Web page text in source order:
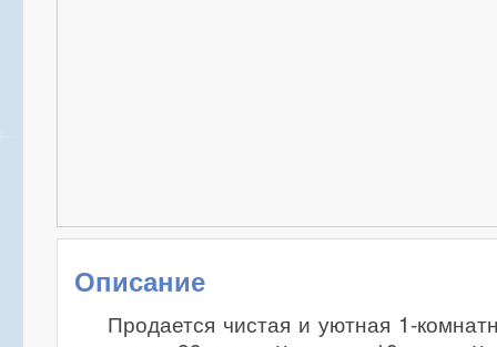
Описание
Продается чистая и уютная 1-